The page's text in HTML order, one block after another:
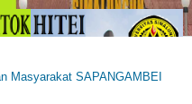
Masyarakat SAPANGAMBEI